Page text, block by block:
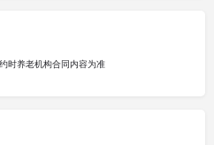
时养老机构合同内容为准